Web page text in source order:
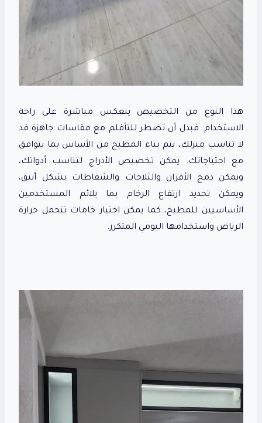
هذا النوع من التخصيص ينعكس مباشرة على راحة
الاستخدام. فبدل أن تضطر للتأقلم مع مقاسات جاهزة قد
لا تناسب منزلك، يتم بناء المطبخ من الأساس بما يتوافق
مع احتياجاتك. يمكن تخصيص الأدراج لتناسب أدواتك،
ويمكن دمج الأفران والثلاجات والشفاطات بشكل أنيق،
ويمكن تحديد ارتفاع الرخام بما يلائم المستخدمين
الأساسيين للمطبخ، كما يمكن اختيار خامات تتحمل حرارة
الرياض واستخدامها اليومي المتكرر.
م
ف
ي